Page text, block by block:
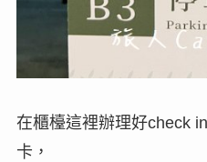
在櫃檯這裡辦理好check
卡，